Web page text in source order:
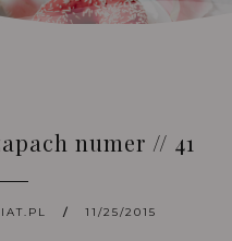
numer // 41
11/25/2015